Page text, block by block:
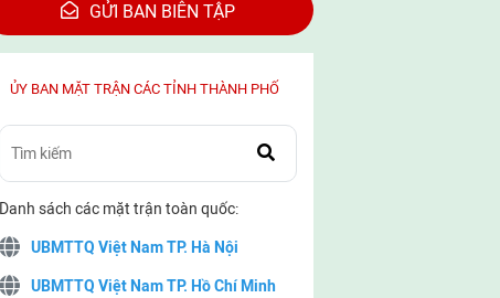
GỬI BAN BIÊN TẬP
ỦY BAN MẶT TRẬN CÁC TỈNH THÀNH PHỐ
Danh sách các mặt trận toàn quốc:
UBMTTQ Việt Nam TP. Hà Nội
UBMTTQ Việt Nam TP. Hồ Chí Minh